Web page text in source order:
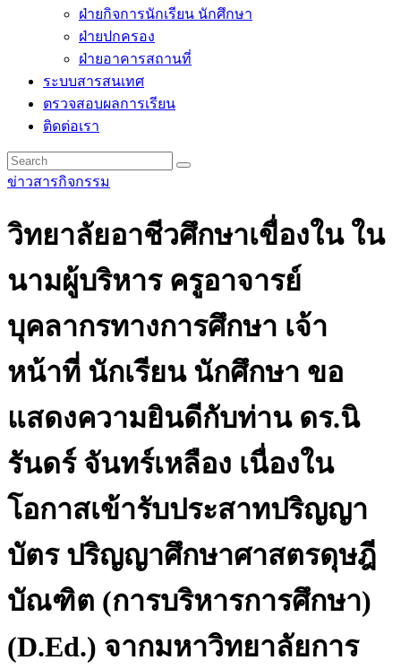
ฝ่ายกิจการนักเรียน นักศึกษา
ฝ่ายปกครอง
ฝ่ายอาคารสถานที่
ระบบสารสนเทศ
ตรวจสอบผลการเรียน
ติดต่อเรา
ข่าวสารกิจกรรม
วิทยาลัยอาชีวศึกษาเขื่องใน ใน
นามผู้บริหาร ครูอาจารย์
บุคลากรทางการศึกษา เจ้า
หน้าที่ นักเรียน นักศึกษา ขอ
แสดงความยินดีกับท่าน ดร.นิ
รันดร์ จันทร์เหลือง เนื่องใน
โอกาสเข้ารับประสาทปริญญา
บัตร ปริญญาศึกษาศาสตรดุษฎี
บัณฑิต (การบริหารการศึกษา)
(D.Ed.) จากมหาวิทยาลัยการ